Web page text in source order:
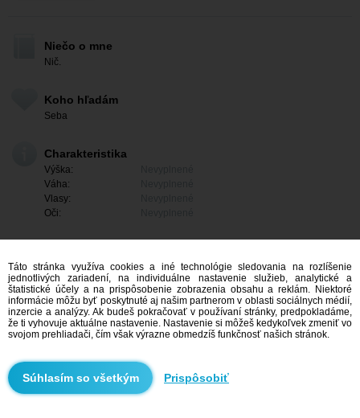
Niečo o mne
Nič.
Koho hľadám
Seba
Charakteristika
Výška:
Váha:
Vlasy:
Oči:
Mám záujem
Táto stránka využíva cookies a iné technológie sledovania na rozlíšenie
jednotlivých zariadení, na individuálne nastavenie služieb, analytické a
štatistické účely a na prispôsobenie zobrazenia obsahu a reklám. Niektoré
informácie môžu byť poskytnuté aj našim partnerom v oblasti sociálnych médií,
inzercie a analýzy. Ak budeš pokračovať v používaní stránky, predpokladáme,
že ti vyhovuje aktuálne nastavenie. Nastavenie si môžeš kedykoľvek zmeniť vo
svojom prehliadači, čím však výrazne obmedzíš funkčnosť našich stránok.
Prispôsobiť